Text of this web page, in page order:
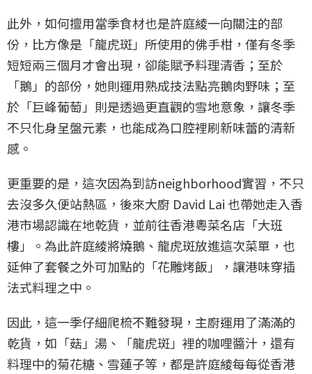
此外，如何擅用當季食材也是許庭綾一向關注的部
份，比方像是「龍虎斑」所使用的佛手柑，僅有冬季
短短兩三個月才會出現，卻能賦予料理清香；至於
「鵝」的部份，她則運用熟成技法點亮鵝肉野味；至
於「巨峰葡萄」則是透過更直觀的雪地意象，讓冬季
不只化身呈盤元素，也能成為口腔裡刷新味蕾的清新
感。
更重要的是，這次因為到訪neighborhood實習，不只
去沒多久便站熱區，後來大廚 David Lai 也帶她走入香
港市場認識在地乾貨，並前往香港粵菜名店「大班
樓」。為此許庭綾將燒鵝、龍虎斑放進這次菜單，也
延伸了套餐之外可加點的「花雕烤飯」，讓港味穿插
法式料理之中。
因此，這一季仔細爬梳不難發現，主廚運用了滿滿的
乾貨，如「菇」湯、「龍虎斑」裡的咖哩醬汁，還有
料理中的菊花糖、雪蓮子等，都是許庭綾每每從香港